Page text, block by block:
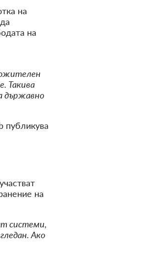
на
на
Такива
държавно
публикува
на
системи,
Ако